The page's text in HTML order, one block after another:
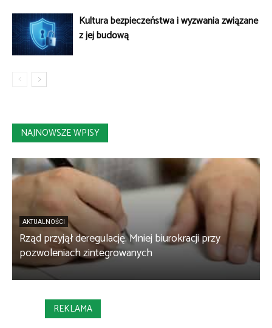
Kultura bezpieczeństwa i wyzwania związane
z jej budową
NAJNOWSZE WPISY
AKTUALNOŚCI
Rząd przyjął deregulację. Mniej biurokracji przy
pozwoleniach zintegrowanych
REKLAMA